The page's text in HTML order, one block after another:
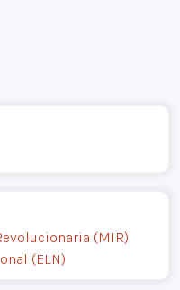
(MIR)
(ELN)